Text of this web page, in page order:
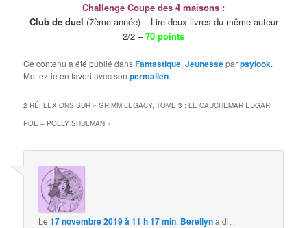
Challenge Coupe des 4 maisons :
Club de duel (7ème année) – Lire deux livres du même auteur
2/2 –70 points
Ce contenu a été publié dansFantastique,Jeunesseparpsylook.
Mettez-le en favori avec sonpermalien.
2 RÉFLEXIONS SUR «GRIMM LEGACY, TOME 3 : LE CAUCHEMAR EDGAR
POE – POLLY SHULMAN »
Le17 novembre 2019 à 11 h 17 min, Berellyna dit :